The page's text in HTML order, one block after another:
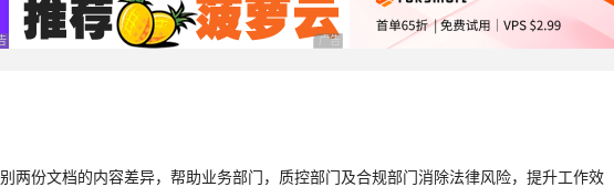
商业广告，理性选择 广告 商业广告，理性选择
两份文档的内容差异，帮助业务部门，质控部门及合规部门消除法律风险，提升工作效